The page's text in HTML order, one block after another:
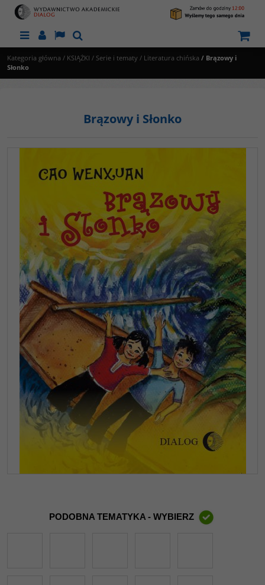
MenuPanelLangSzukaj
Kategoria główna / KSIĄŻKI / Serie i tematy / Literatura chińska / Brązowy i
Słonko
Brązowy i Słonko
PODOBNA TEMATYKA - WYBIERZ